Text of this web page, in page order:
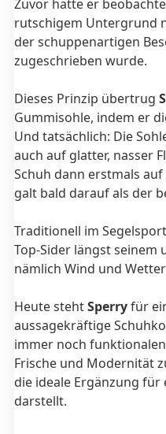
Zuvor hatte er
rutschigem Untergrund
der schuppenartigen
zugeschrieben wurde.
Dieses Prinzip übertrug
Gummisohle, indem er
Und tatsächlich: Die
auch auf glatter, nasser
Schuh dann erstmals auf
galt bald darauf als der
Traditionell im
Top-Sider längst seinem
nämlich Wind und
Heute stehtSperryfür
aussagekräftige
immer noch
Frische und Modernität
die ideale Ergänzung für
darstellt.